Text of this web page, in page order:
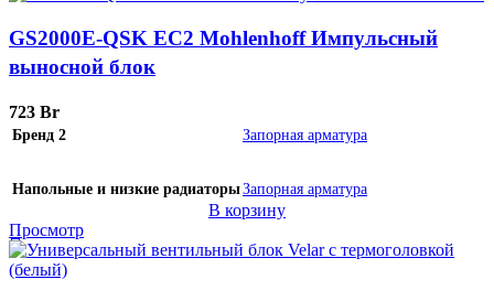
GS2000E-QSK EC2 Mohlenhoff Импульсный
выносной блок
723 Br
Бренд 2 Запорная арматура
Напольные и низкие радиаторыЗапорная арматура
В корзину
Просмотр